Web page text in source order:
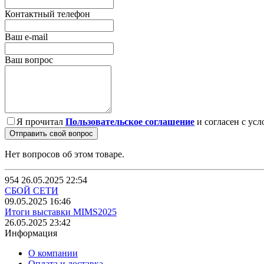
Контактный телефон
Ваш e-mail
Ваш вопрос
Я прочитал Пользовательское соглашение и согласен с
Отправить свой вопрос
Нет вопросов об этом товаре.
954 26.05.2025 22:54
СБОЙ СЕТИ
09.05.2025 16:46
Итоги выставки MIMS2025
26.05.2025 23:42
Информация
О компании